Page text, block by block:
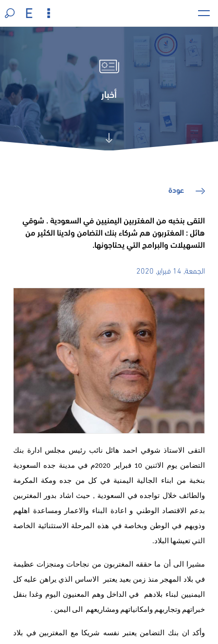
أخبار
عودة
التقى بنخبه من المغتربين اليمنيين في السعودية . شوقي
هائل : المغتربون هم شركاء بنك التضامن ولدينا الكثير من
التسهيلات والبرامج التي يحتاجونها.
الجمعة, 14 فبراير, 2020
التقى الاستاذ شوقي احمد هائل نائب رئيس مجلس ادارة بنك
التضامن يوم الاثنين 10 فبراير 2020م في مدينة جده السعودية
بنخبة من ابناء الجالية اليمنية في كل من جده ومكة المكرمة
والطائف خلال تواجده في السعودية , حيث اشاد بدور المغتربين
بدعم الاقتصاد الوطني و اعادة البناء والاعمار ومساعدة اهلهم
وذويهم في الوطن وبخاصة في هذه المرحلة الاستثنائية الخاصة
التي تعيشها البلاد.
مشيرا الى أن ما حققه المغتربون من نجاحات ومنجزات عظيمة
في بلاد المهجر منذ زمن بعيد يعتبر الاساس الذي يراهن عليه كل
اليمنيين لبناء بلادهم في الداخل وهم المعنيون اليوم وغدا بنقل
خبراتهم وتجاربهم وامكانياتهم ومشاريعهم الى اليمن .
وأكد ان بنك التضامن يعتبر نفسه شريكا مع المغتربين في بلاد